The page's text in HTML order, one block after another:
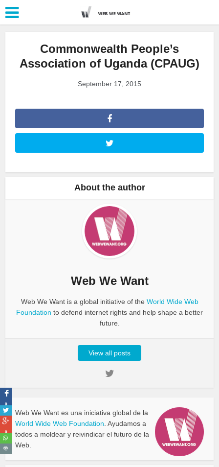
Commonwealth People’s
Association of Uganda (CPAUG)
September 17, 2015
About the author
Web We Want
Web We Want is a global initiative of the World Wide Web
Foundation to defend internet rights and help shape a better
future.
View all posts
Web We Want es una iniciativa global de la
World Wide Web Foundation . Ayudamos a
todos a moldear y reivindicar el futuro de la
Web.
0
0